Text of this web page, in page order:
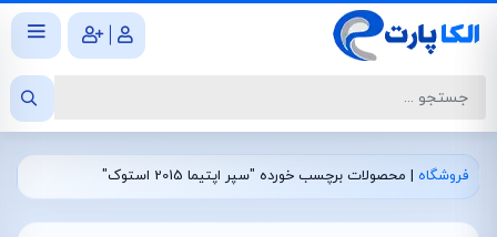
|
فروشگاه | محصولات برچسب خورده "سپر اپتیما 2015 استوک"